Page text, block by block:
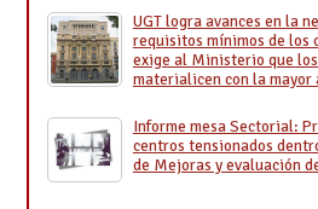
UGT logra avances en la
requisitos mínimos de los
exige al Ministerio que
materialicen con la
Informe mesa Sectorial:
centros tensionados
de Mejoras y evaluación